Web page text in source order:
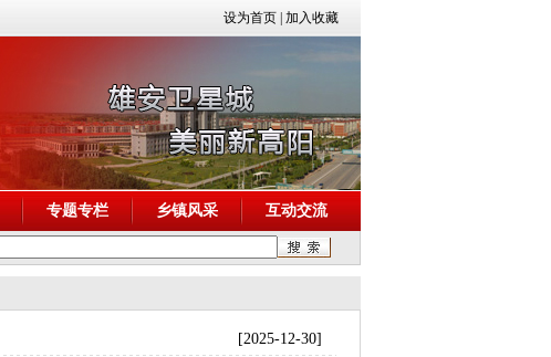
设为首页 加入收藏
专题专栏 乡镇风采 互动交流
[2025-12-30]